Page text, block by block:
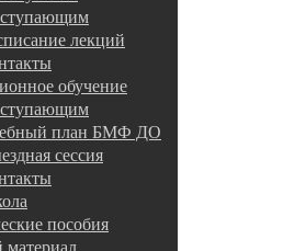
лекций
обучение
план БМФ ДО
сессия
пособия